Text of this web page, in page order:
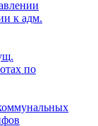
к адм.
по